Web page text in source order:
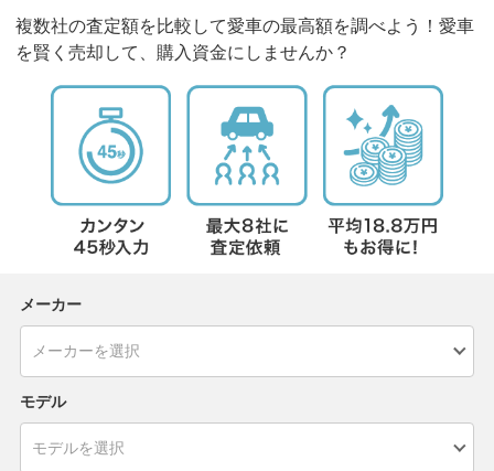
複数社の査定額を比較して愛車の最高額を調べよう！愛車
を賢く売却して、購入資金にしませんか？
メーカー
モデル